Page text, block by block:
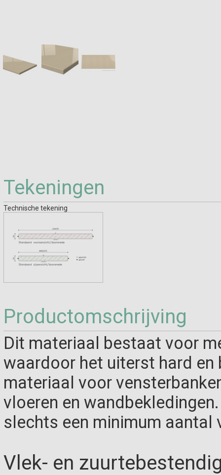
Tekeningen
Technische tekening
Productomschrijving
Dit materiaal bestaat voor
waardoor het uiterst hard
materiaal voor
vloeren en
slechts een minimum aantal
Vlek- en